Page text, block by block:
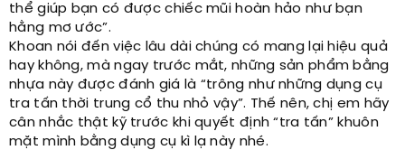
thể giúp bạn có được chiếc mũi hoàn hảo như bạn
hằng mơ ước”.
Khoan nói đến việc lâu dài chúng có mang lại hiệu quả
hay không, mà ngay trước mắt, những sản phẩm bằng
nhựa này được đánh giá là “trông như những dụng cụ
tra tấn thời trung cổ thu nhỏ vậy”. Thế nên, chị em hãy
cân nhắc thật kỹ trước khi quyết định “tra tấn” khuôn
mặt mình bằng dụng cụ kì lạ này nhé.